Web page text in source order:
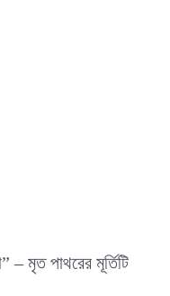
– মৃত পাথরের মূর্তিটি